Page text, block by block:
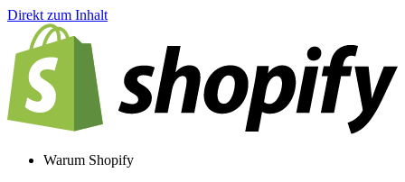
Direkt zum Inhalt
Warum Shopify